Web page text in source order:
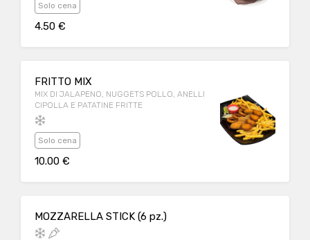
Solo cena
4.50 €
FRITTO MIX
MIX DI JALAPENO, NUGGETS POLLO, ANELLI
CIPOLLA E PATATINE FRITTE
Solo cena
10.00 €
MOZZARELLA STICK (6 pz.)